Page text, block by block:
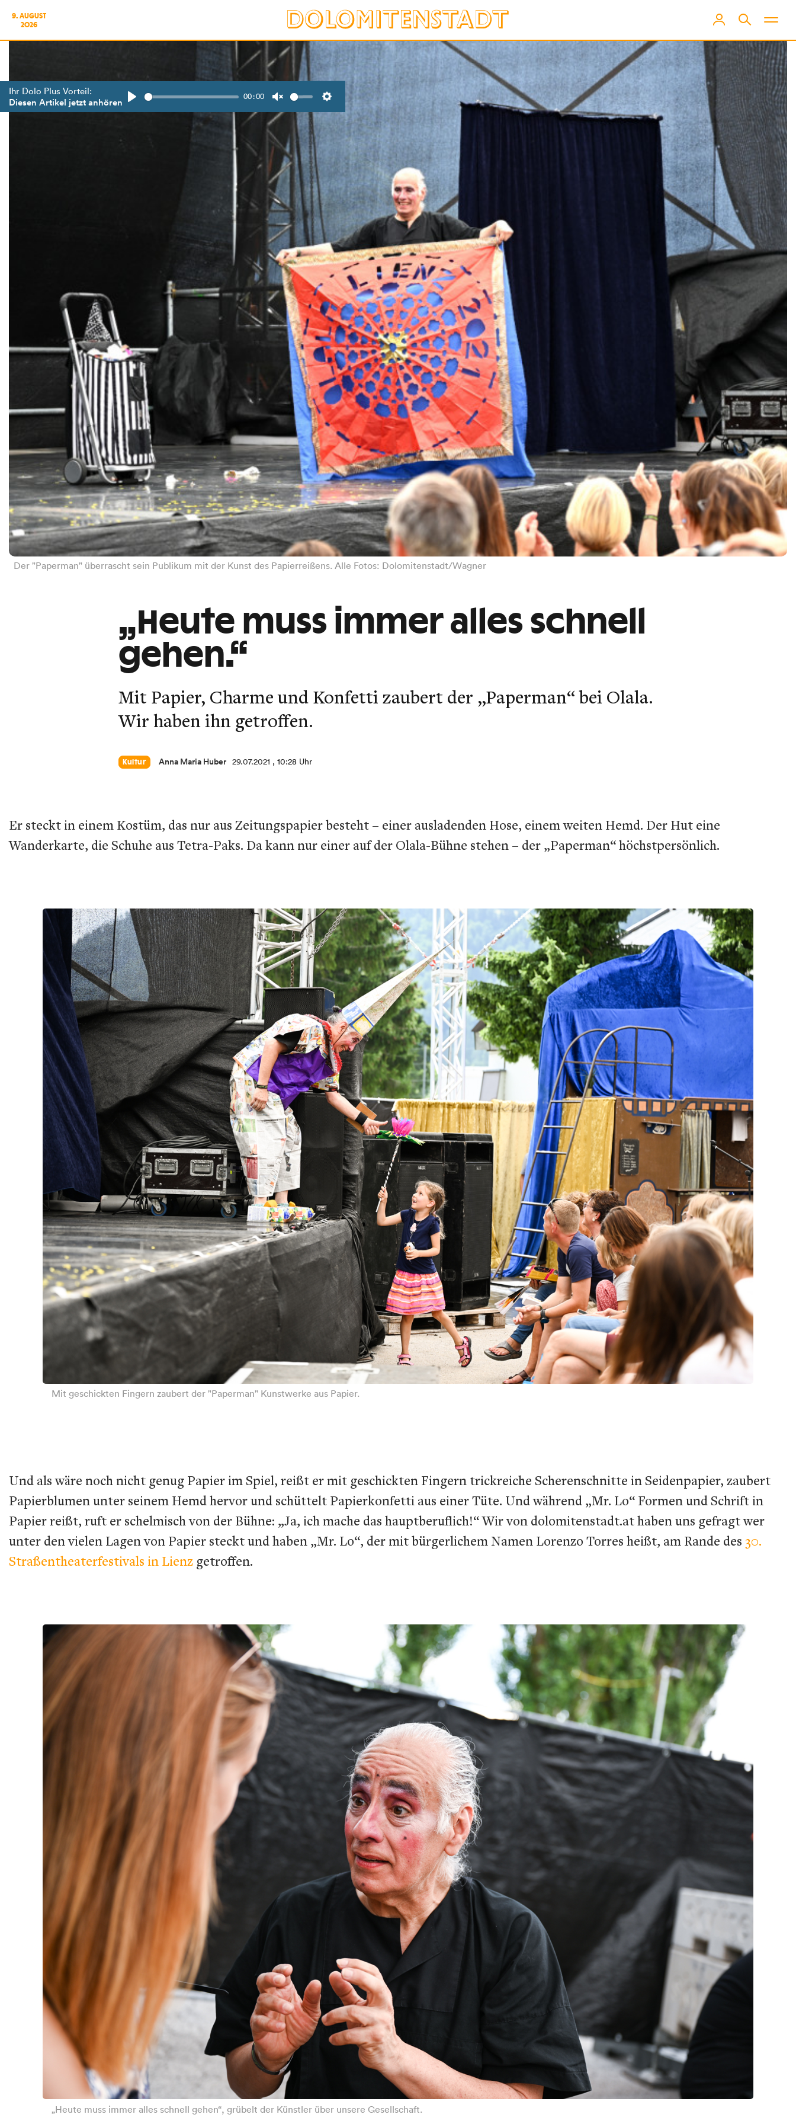
9. AUGUST
2026
Ihr Dolo Plus Vorteil:
Diesen Artikel jetzt anhören 00:00
Settings
Der "Paperman" überrascht sein Publikum mit der Kunst des Papierreißens. Alle Fotos: Dolomitenstadt/Wagner
„Heute muss immer alles schnell
gehen.“
Mit Papier, Charme und Konfetti zaubert der „Paperman“ bei Olala.
Wir haben ihn getroffen.
Kultur Anna Maria Huber 29.07.2021 , 10:28 Uhr
Er steckt in einem Kostüm, das nur aus Zeitungspapier besteht – einer ausladenden Hose, einem weiten Hemd. Der Hut eine
Wanderkarte, die Schuhe aus Tetra-Paks. Da kann nur einer auf der Olala-Bühne stehen – der „Paperman“ höchstpersönlich.
Mit geschickten Fingern zaubert der "Paperman" Kunstwerke aus Papier.
Und als wäre noch nicht genug Papier im Spiel, reißt er mit geschickten Fingern trickreiche Scherenschnitte in Seidenpapier, zaubert
Papierblumen unter seinem Hemd hervor und schüttelt Papierkonfetti aus einer Tüte. Und während „Mr. Lo“ Formen und Schrift in
Papier reißt, ruft er schelmisch von der Bühne: „Ja, ich mache das hauptberuflich!“ Wir von dolomitenstadt.at haben uns gefragt wer
unter den vielen Lagen von Papier steckt und haben „Mr. Lo“, der mit bürgerlichem Namen Lorenzo Torres heißt, am Rande des 30.
Straßentheaterfestivals in Lienz getroffen.
„Heute muss immer alles schnell gehen“, grübelt der Künstler über unsere Gesellschaft.